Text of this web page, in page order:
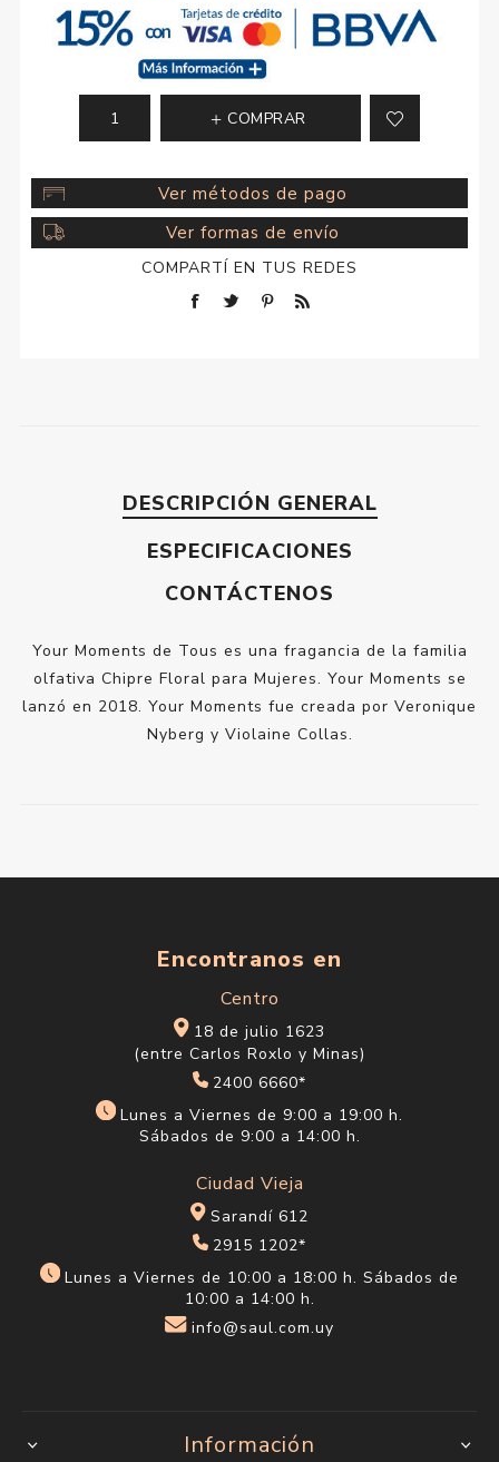
COMPRAR
Ver métodos de pago
Ver formas de envío
COMPARTÍ EN TUS REDES
DESCRIPCIÓN GENERAL
ESPECIFICACIONES
CONTÁCTENOS
Your Moments de Tous es una fragancia de la familia
olfativa Chipre Floral para Mujeres. Your Moments se
lanzó en 2018. Your Moments fue creada por Veronique
Nyberg y Violaine Collas.
Encontranos en
Centro
18 de julio 1623
(entre Carlos Roxlo y Minas)
2400 6660*
Lunes a Viernes de 9:00 a 19:00 h.
Sábados de 9:00 a 14:00 h.
Ciudad Vieja
Sarandí 612
2915 1202*
Lunes a Viernes de 10:00 a 18:00 h. Sábados de
10:00 a 14:00 h.
info@saul.com.uy
Información